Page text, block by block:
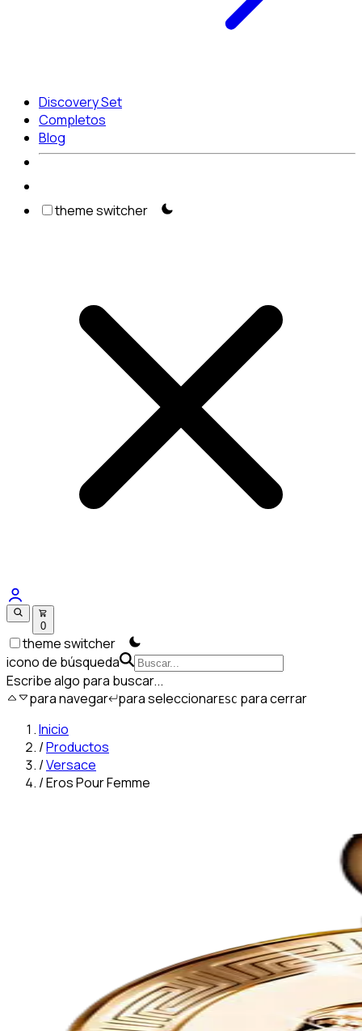
Discovery Set
Completos
Blog
theme switcher
0
theme switcher
icono de búsqueda
Escribe algo para buscar...
para navegar para seleccionarESC para cerrar
Inicio
/Productos
/Versace
/Eros Pour Femme